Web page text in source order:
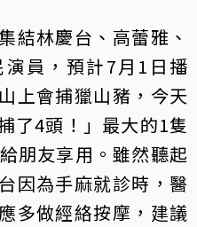
結林慶台、高蕾雅、
演員，預計7月1日播
上會捕獵山豬，今天
了4頭！」最大的1隻
朋友享用。雖然聽起
因為手麻就診時，醫
多做經絡按摩，建議